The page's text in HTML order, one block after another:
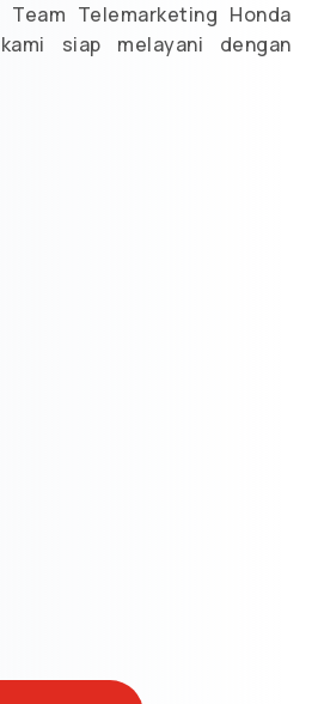
Telemarketing Honda
siap melayani dengan